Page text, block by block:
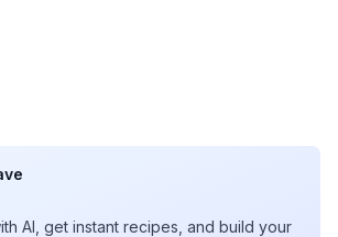
AI, get instant recipes, and build your